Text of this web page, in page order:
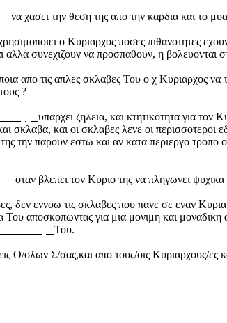
να χασει την θεση της απο την καρδια και το
ο Κυριαρχος ποσες πιθανοτητες
αλλα συνεχιζουν να προσπαθουν, η βολευονται
απο τις απλες σκλαβες Του ο χ Κυριαρχος να
?
υπαρχει ζηλεια, και κτητικοτητα για τον
σκλαβα, και οι σκλαβες λενε οι
την παρουν εστω και αν κατα περιεργο τροπο
οταν βλεπει τον Κυριο της να πληγωνει ψυχικα
δεν εννοω τις σκλαβες που πανε σε εναν
αποσκοπωντας για μια μονιμη και μοναδικη
Του.
Ο/ολων Σ/σας,και απο τους/οις Κυριαρχους/ες